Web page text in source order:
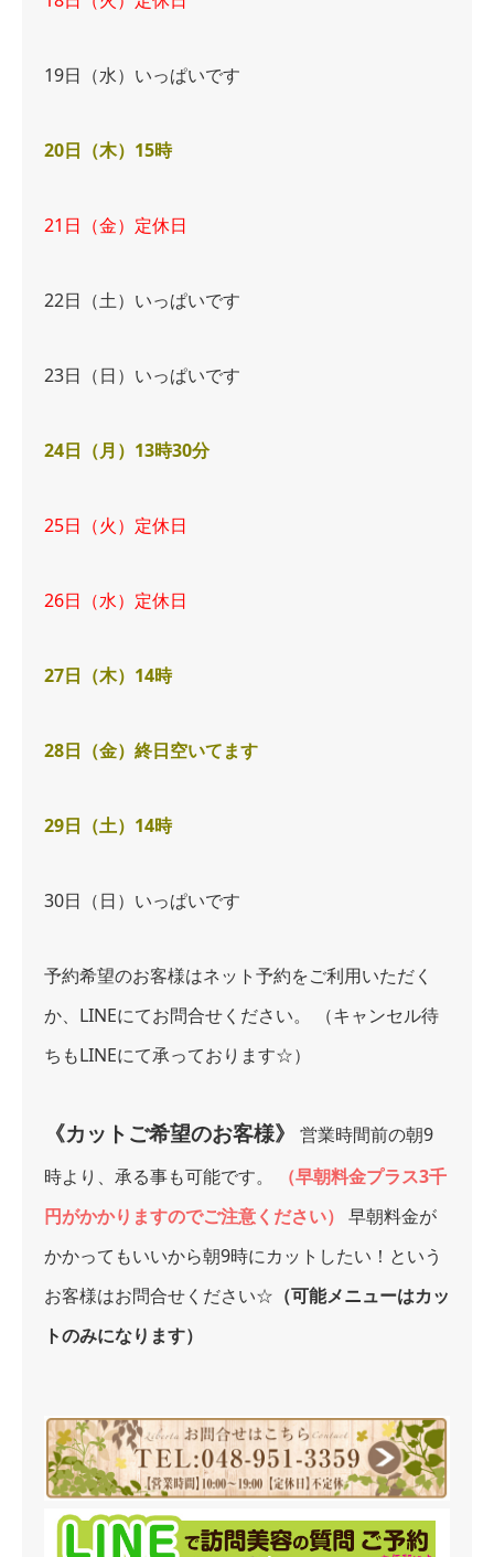
19日（水）いっぱいです
20日（木）15時
21日（金）定休日
22日（土）いっぱいです
23日（日）いっぱいです
24日（月）13時30分
25日（火）定休日
26日（水）定休日
27日（木）14時
28日（金）終日空いてます
29日（土）14時
30日（日）いっぱいです
予約希望のお客様はネット予約をご利用いただく
か、LINEにてお問合せください。
（キャンセル待
ちもLINEにて承っております☆）
《カットご希望のお客様》
営業時間前の朝9
時より、承る事も可能です。
（早朝料金プラス3千
円がかかりますのでご注意ください） 早朝料金が
かかってもいいから朝9時にカットしたい！という
お客様はお問合せください☆ （可能メニューはカッ
トのみになります）